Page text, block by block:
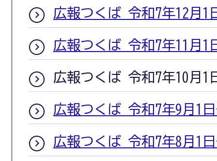
広報つくば 令和7年12月1
広報つくば 令和7年11月1
広報つくば 令和7年10月1
広報つくば 令和7年9月1
広報つくば 令和7年8月1